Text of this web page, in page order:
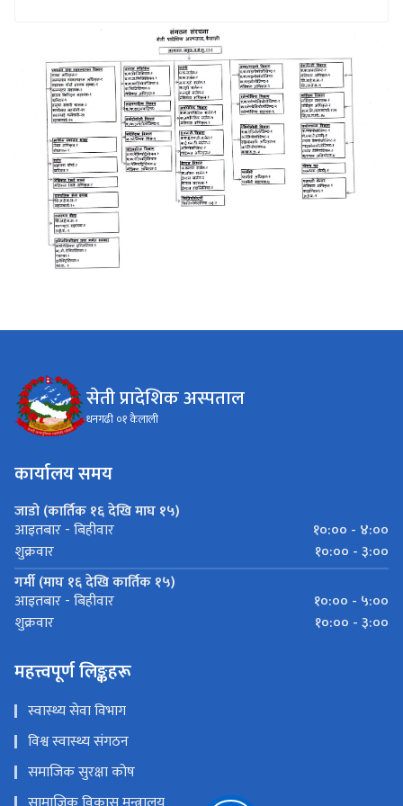
सेती प्रादेशिक अस्पताल
धनगढी ०१ कैलाली
कार्यालय समय
जाडो (कार्तिक १६ देखि माघ १५)
आइतबार - बिहीवार
१०:०० - ४:००
शुक्रवार
१०:०० - ३:००
गर्मी (माघ १६ देखि कार्तिक १५)
आइतबार - बिहीवार
१०:०० - ५:००
शुक्रवार
१०:०० - ३:००
महत्त्वपूर्ण लिङ्कहरू
स्वास्थ्य सेवा विभाग
विश्व स्वास्थ्य संगठन
समाजिक सुरक्षा कोष